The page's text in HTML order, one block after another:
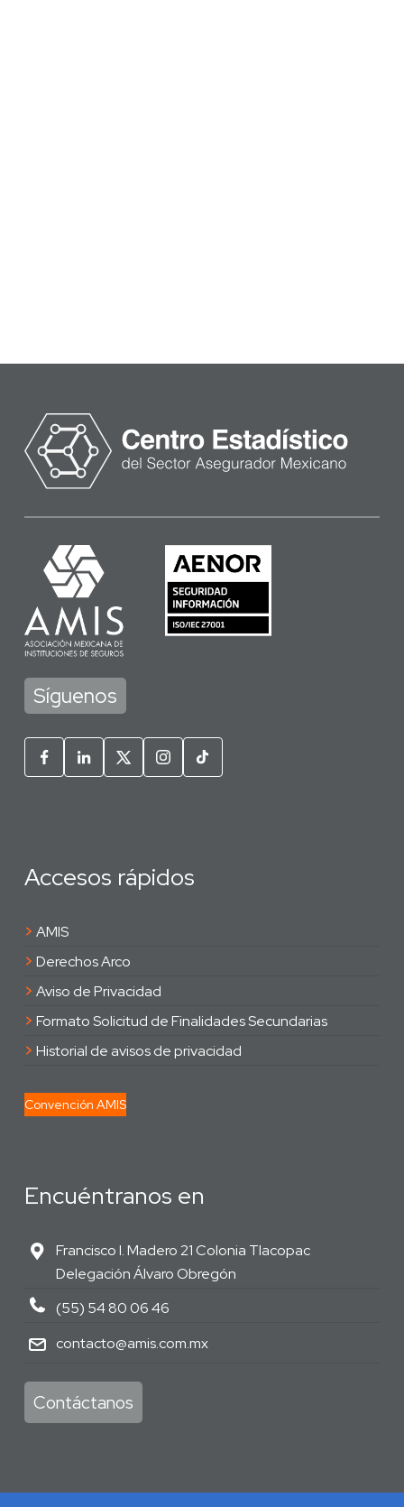
Síguenos
Accesos rápidos
> AMIS
> Derechos Arco
> Aviso de Privacidad
> Formato Solicitud de Finalidades Secundarias
> Historial de avisos de privacidad
Convención AMIS
Encuéntranos en
Francisco I. Madero 21 Colonia Tlacopac
Delegación Álvaro Obregón
(55) 54 80 06 46
contacto@amis.com.mx
Contáctanos